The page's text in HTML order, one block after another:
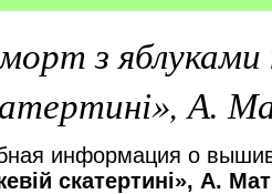
з яблуками
А.
информация о
скатертині», А.